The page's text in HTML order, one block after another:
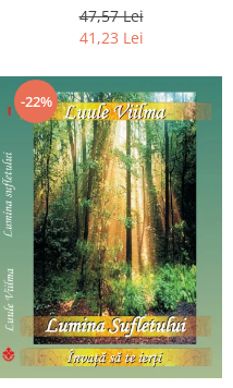
chiar dragostea ta. Editia a 2-
a
47,57 Lei
41,23 Lei
-22%